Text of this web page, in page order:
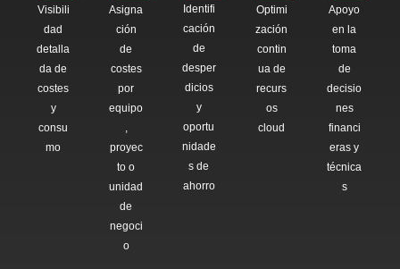
Visibili
dad
detalla
da de
costes
y
consu
mo
Asigna
ción
de
costes
por
equipo
,
proyec
to o
unidad
de
negoci
o
Identifi
cación
de
desper
dicios
y
oportu
nidade
s de
ahorro
Optimi
zación
contin
ua de
recurs
os
cloud
Apoyo
en la
toma
de
decisio
nes
financi
eras y
técnica
s